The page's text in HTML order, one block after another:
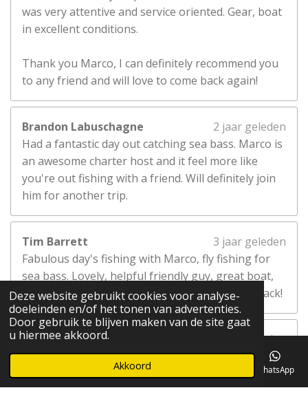
Deze website gebruikt cookies voor analyse-
doeleinden en/of het tonen van advertenties.
Door gebruik te blijven maken van de site gaat
u hiermee akkoord.
Akkoord
was very attentive and service oriented. Gear, boat
in excellent conditions.
Thank you Marco, I can definitely recommend you
to any friend and will love to come back again!
Brandon Labuschagne
2 jaar geleden
Had a fantastic day out catching sea bass. Marco is
an awesome charter host and it feel more like
you're out fishing with a friend. Will definitely join
him for another trip.
Tim Barrett
3 jaar geleden
Fabulous day's fishing with Marco, fly fishing for
sea bass. Lovely, helpful friendly guy, great boat,
safety measures all very much in order. I'll be back!
Willem
4 jaar geleden
Wat een geweldige ervaring dat vissen op
zeebaars met dobber met licht in de avond.
Spannend en wat een machtig sterke vissen zijn
Telefoonnummer WhatsApp